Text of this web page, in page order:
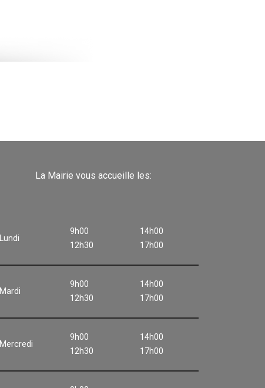
La Mairie vous accueille les:
Lundi
9h00
12h30
14h00
17h00
Mardi
9h00
12h30
14h00
17h00
Mercredi
9h00
12h30
14h00
17h00